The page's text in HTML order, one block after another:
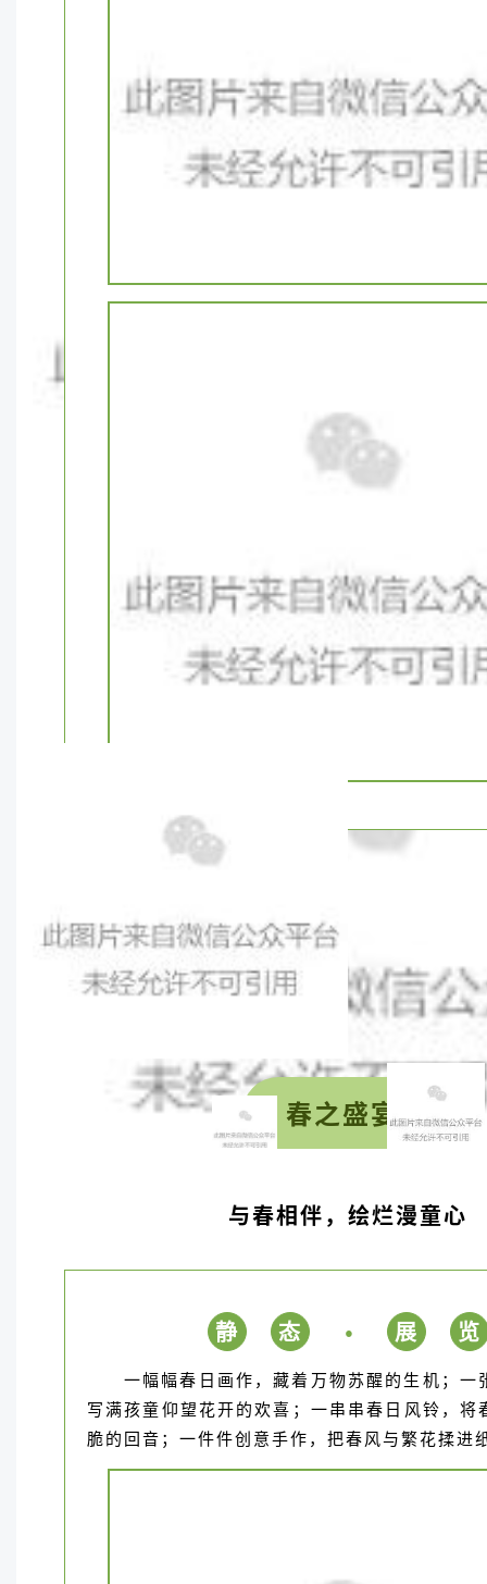
春之盛宴
与春相伴，绘烂漫童心
静 态 ● 展 览
一幅幅春日画作，藏着万物苏醒的生机；一
写满孩童仰望花开的欢喜；一串串春日风铃，将
脆的回音；一件件创意手作，把春风与繁花揉进